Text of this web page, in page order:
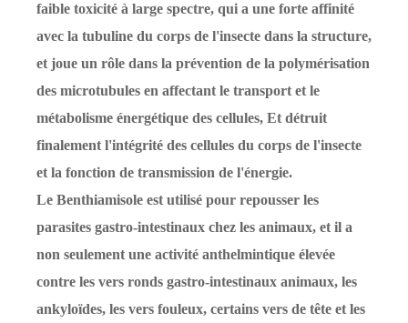
faible toxicité à large spectre, qui a une forte affinité
avec la tubuline du corps de l'insecte dans la structure,
et joue un rôle dans la prévention de la polymérisation
des microtubules en affectant le transport et le
métabolisme énergétique des cellules, Et détruit
finalement l'intégrité des cellules du corps de l'insecte
et la fonction de transmission de l'énergie.
Le Benthiamisole est utilisé pour repousser les
parasites gastro-intestinaux chez les animaux, et il a
non seulement une activité anthelmintique élevée
contre les vers ronds gastro-intestinaux animaux, les
ankyloïdes, les vers fouleux, certains vers de tête et les